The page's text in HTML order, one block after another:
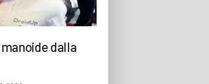
dalla